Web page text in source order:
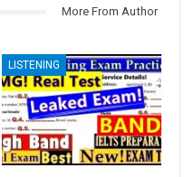
More From Author
LISTENING